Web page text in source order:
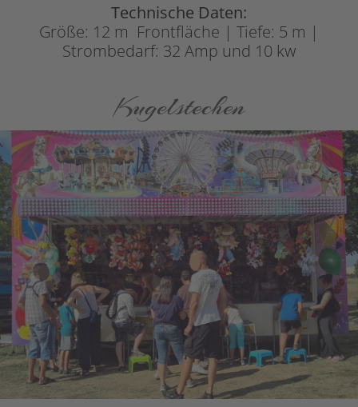
Technische Daten:
Größe: 12 m Frontfläche | Tiefe: 5 m |
Strombedarf: 32 Amp und 10 kw
Kugelstechen